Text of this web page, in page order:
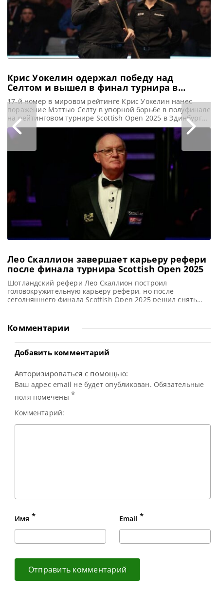
Крис Уокелин одержал победу над
Селтом и вышел в финал турнира в
Эдинбурге
17-й номер в мировом рейтинге Крис Уокелин нанес
поражение Мэттью Селту в упорной борьбе в полуфинале
на рейтинговом турнире Scottish Open 2025 в Эдинбурге,
сообщает WST Полный радости Крис Уокелин вышел в
свой третий в карьере рейтинговый финал. В
сегодняшнем матче он обыграл Мэттью Селта со счетом
6-4 на турнире Scottish Open 2025 в Эдинбурге.
Лео Скаллион завершает карьеру рефери
после финала турнира Scottish Open 2025
Шотландский рефери Лео Скаллион построил
головокружительную карьеру рефери, но после
сегодняшнего финала Scottish Open 2025 решил снять
опытных судей в снукере Лео Скаллион уйдет на
заслуженный отдых. Уроженец Глазго, в прошлом
работавший в полиции, получил судейскую
квалификацию в снукере в
Комментарии
Добавить комментарий
Авторизироваться с помощью:
Ваш адрес email не будет опубликован. Обязательные
поля помечены *
Комментарий:
Имя * Email *